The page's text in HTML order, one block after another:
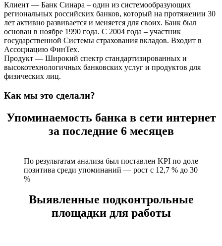
Клиент — Банк Синара – один из системообразующих
региональных российских банков, который на протяжении 30
лет активно развивается и меняется для своих. Банк был
основан в ноябре 1990 года. С 2004 года – участник
государственной Системы страхования вкладов. Входит в
Ассоциацию ФинТех.
Продукт — Широкий спектр стандартизированных и
высокотехнологичных банковских услуг и продуктов для
физических лиц.
Как мы это сделали?
Упоминаемость банка в сети интернет
за последние 6 месяцев
По результатам анализа был поставлен KPI по доле
позитива среди упоминаний — рост с 12,7 % до 30
%
Выявленные подконтрольные
площадки для работы